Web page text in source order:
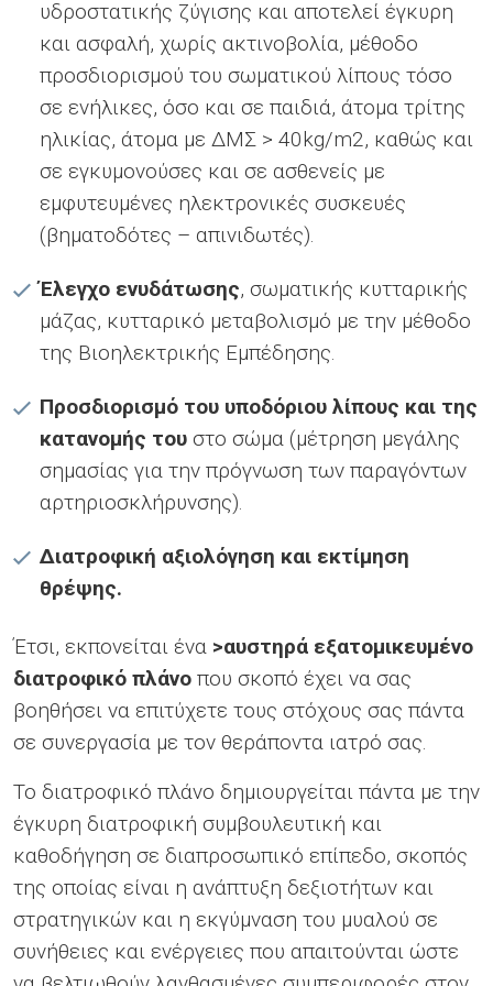
υδροστατικής ζύγισης και αποτελεί έγκυρη
και ασφαλή, χωρίς ακτινοβολία, μέθοδο
προσδιορισμού του σωματικού λίπους τόσο
σε ενήλικες, όσο και σε παιδιά, άτομα τρίτης
ηλικίας, άτομα με ΔΜΣ > 40kg/m2, καθώς και
σε εγκυμονούσες και σε ασθενείς με
εμφυτευμένες ηλεκτρονικές συσκευές
(βηματοδότες – απινιδωτές).
Έλεγχο ενυδάτωσης, σωματικής κυτταρικής
μάζας, κυτταρικό μεταβολισμό με την μέθοδο
της Βιοηλεκτρικής Εμπέδησης.
Προσδιορισμό του υποδόριου λίπους και της
κατανομής του στο σώμα (μέτρηση μεγάλης
σημασίας για την πρόγνωση των παραγόντων
αρτηριοσκλήρυνσης).
Διατροφική αξιολόγηση και εκτίμηση
θρέψης.
Έτσι, εκπονείται ένα >αυστηρά εξατομικευμένο
διατροφικό πλάνο που σκοπό έχει να σας
βοηθήσει να επιτύχετε τους στόχους σας πάντα
σε συνεργασία με τον θεράποντα ιατρό σας.
Το διατροφικό πλάνο δημιουργείται πάντα με την
έγκυρη διατροφική συμβουλευτική και
καθοδήγηση σε διαπροσωπικό επίπεδο, σκοπός
της οποίας είναι η ανάπτυξη δεξιοτήτων και
στρατηγικών και η εκγύμναση του μυαλού σε
συνήθειες και ενέργειες που απαιτούνται ώστε